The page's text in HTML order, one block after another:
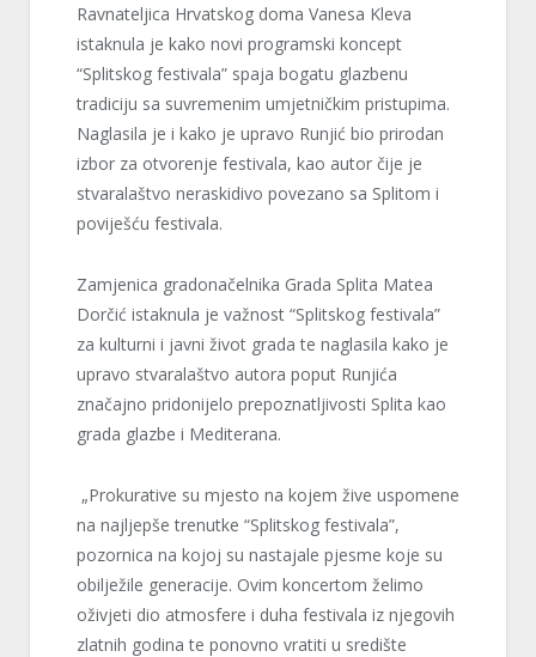
Ravnateljica Hrvatskog doma Vanesa Kleva
istaknula je kako novi programski koncept
“Splitskog festivala” spaja bogatu glazbenu
tradiciju sa suvremenim umjetničkim pristupima.
Naglasila je i kako je upravo Runjić bio prirodan
izbor za otvorenje festivala, kao autor čije je
stvaralaštvo neraskidivo povezano sa Splitom i
poviješću festivala.
Zamjenica gradonačelnika Grada Splita Matea
Dorčić istaknula je važnost “Splitskog festivala”
za kulturni i javni život grada te naglasila kako je
upravo stvaralaštvo autora poput Runjića
značajno pridonijelo prepoznatljivosti Splita kao
grada glazbe i Mediterana.
„Prokurative su mjesto na kojem žive uspomene
na najljepše trenutke “Splitskog festivala”,
pozornica na kojoj su nastajale pjesme koje su
obilježile generacije. Ovim koncertom želimo
oživjeti dio atmosfere i duha festivala iz njegovih
zlatnih godina te ponovno vratiti u središte